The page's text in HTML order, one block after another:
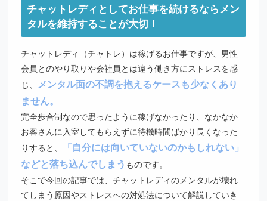
チャットレディとしてお仕事を続けるならメン
タルを維持することが大切！
チャットレディ（チャトレ）は稼げるお仕事ですが、男性
会員とのやり取りや会社員とは違う働き方にストレスを感
じ、 メンタル面の不調を抱えるケースも少なくあり
ません。
完全歩合制なので思ったように稼げなかったり、なかなか
お客さんに入室してもらえずに待機時間ばかり長くなった
りすると、
「自分には向いていないのかもしれない」
などと落ち込んでしまう ものです。
そこで今回の記事では、チャットレディのメンタルが壊れ
てしまう原因やストレスへの対処法について解説していき